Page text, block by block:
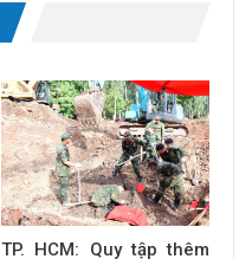
TP. HCM: Quy tập thêm